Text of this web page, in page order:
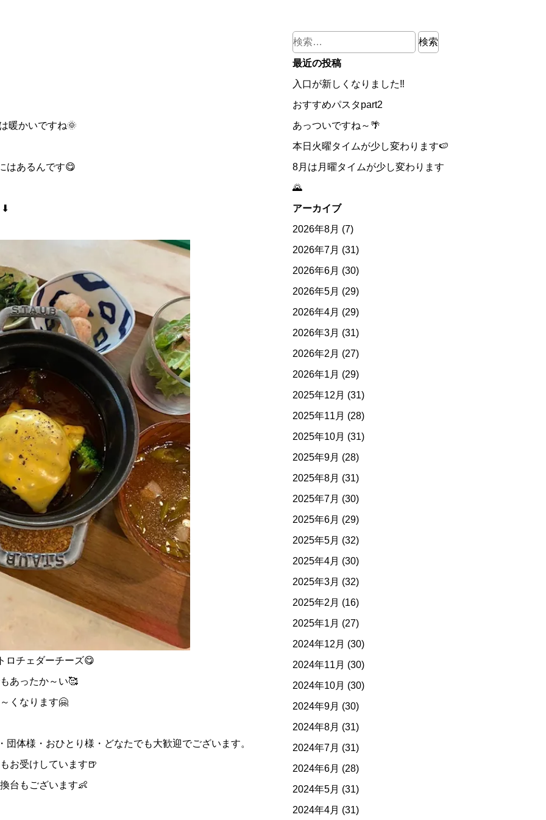
暖かいですね🌞
はあるんです😋
⬇
ロチェダーチーズ😋
あったか～い🥰
くなります🤗
体様・おひとり様・どなたでも大歓迎でございます。
お受けしています🍺
台もございます👶
検
索:
最近の投稿
入口が新しくなりました‼
おすすめパスタpart2
あっついですね～🌴
本日火曜タイムが少し変わります🍉
8月は月曜タイムが少し変わります
🌄
アーカイブ
2026年8月 (7)
2026年7月 (31)
2026年6月 (30)
2026年5月 (29)
2026年4月 (29)
2026年3月 (31)
2026年2月 (27)
2026年1月 (29)
2025年12月 (31)
2025年11月 (28)
2025年10月 (31)
2025年9月 (28)
2025年8月 (31)
2025年7月 (30)
2025年6月 (29)
2025年5月 (32)
2025年4月 (30)
2025年3月 (32)
2025年2月 (16)
2025年1月 (27)
2024年12月 (30)
2024年11月 (30)
2024年10月 (30)
2024年9月 (30)
2024年8月 (31)
2024年7月 (31)
2024年6月 (28)
2024年5月 (31)
2024年4月 (31)